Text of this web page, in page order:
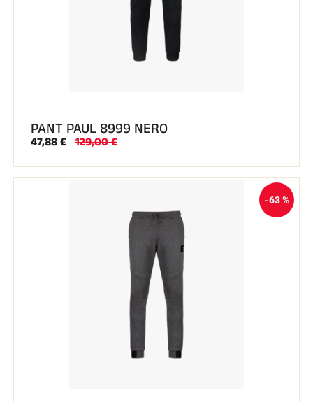
PANT PAUL 8999 NERO
47,88 € 129,00 €
-63 %